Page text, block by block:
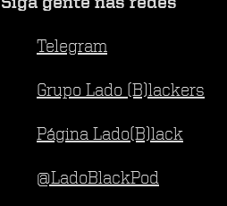
Siga gente nas redes
Telegram
Grupo Lado (B)lackers
Página Lado(B)lack
@LadoBlackPod